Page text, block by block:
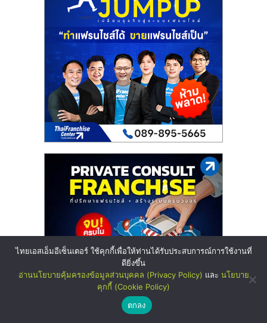
ไทยเอสเอ็มอีเซ็นเตอร์ ใช้คุกกี้เพื่อให้ท่านได้รับประสบการณ์การใช้งานที่
ดียิ่งขึ้น
อ่านนโยบายคุ้มครองข้อมูลส่วนบุคคล (Privacy Policy) และ นโยบาย
คุกกี้ (Cookie Policy)
ตกลง